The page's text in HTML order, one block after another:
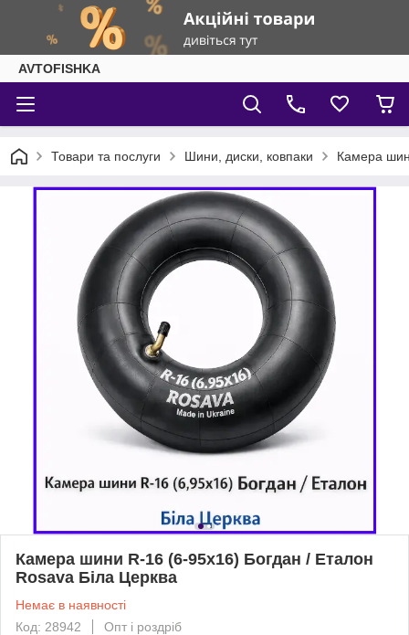
AVTOFISHKA
Товари та послуги Шини, диски, ковпаки Камера
Камера шини R-16 (6-95х16) Богдан / Еталон
Rosava Біла Церква
Немає в наявності
Код: 28942
Опт і роздріб